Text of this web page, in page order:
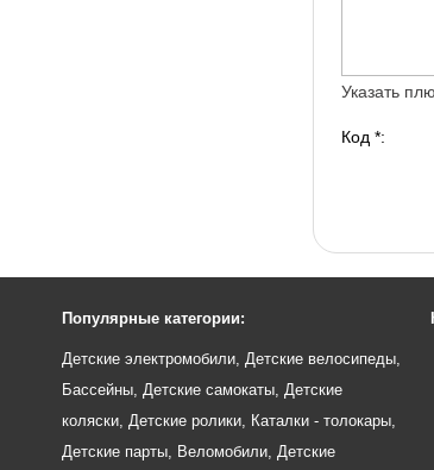
Указать
Код *:
Популярные категории:
Детские электромобили Детские велосипеды
Бассейны Детские самокаты Детские
коляски Детские ролики Каталки - толокары
Детские парты Веломобили Детские